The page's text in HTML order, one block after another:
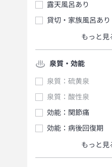
露天風呂あり
貸切・家族風呂あり
もっと見
泉質・効能
泉質：硫黄泉
泉質：酸性泉
効能：関節痛
効能：病後回復期
もっと見